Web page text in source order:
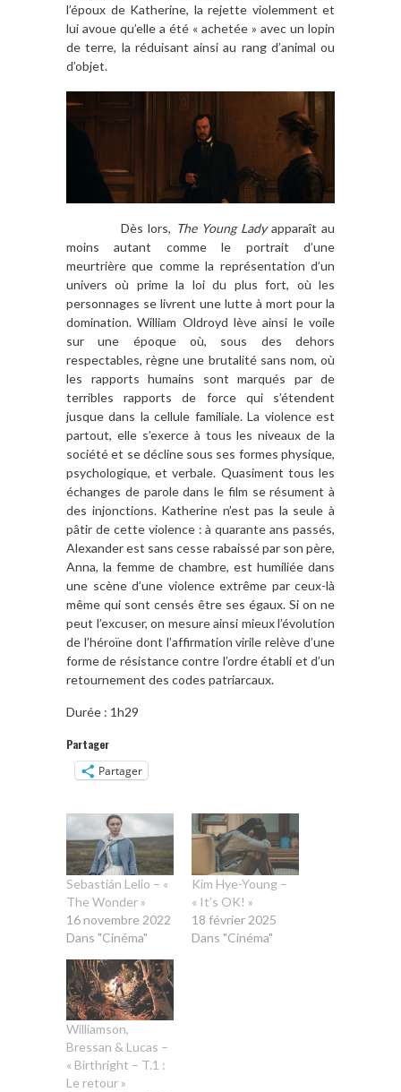
l’époux de Katherine, la rejette violemment et
lui avoue qu’elle a été « achetée » avec un lopin
de terre, la réduisant ainsi au rang d’animal ou
d’objet.
Dès lors, The Young Ladyapparaît au
moins autant comme le portrait d’une
meurtrière que comme la représentation d’un
univers où prime la loi du plus fort, où les
personnages se livrent une lutte à mort pour la
domination. William Oldroyd lève ainsi le voile
sur une époque où, sous des dehors
respectables, règne une brutalité sans nom, où
les rapports humains sont marqués par de
terribles rapports de force qui s’étendent
jusque dans la cellule familiale. La violence est
partout, elle s’exerce à tous les niveaux de la
société et se décline sous ses formes physique,
psychologique, et verbale. Quasiment tous les
échanges de parole dans le film se résument à
des injonctions. Katherine n’est pas la seule à
pâtir de cette violence : à quarante ans passés,
Alexander est sans cesse rabaissé par son père,
Anna, la femme de chambre, est humiliée dans
une scène d’une violence extrême par ceux-là
même qui sont censés être ses égaux. Si on ne
peut l’excuser, on mesure ainsi mieux l’évolution
de l’héroïne dont l’affirmation virile relève d’une
forme de résistance contre l’ordre établi et d’un
retournement des codes patriarcaux.
Durée : 1h29
Partager
Partager
Sebastián Lelio – «
The Wonder »
16 novembre 2022
Dans "Cinéma"
Kim Hye-Young –
« It’s OK! »
18 février 2025
Dans "Cinéma"
Williamson,
Bressan & Lucas –
« Birthright – T.1 :
Le retour »